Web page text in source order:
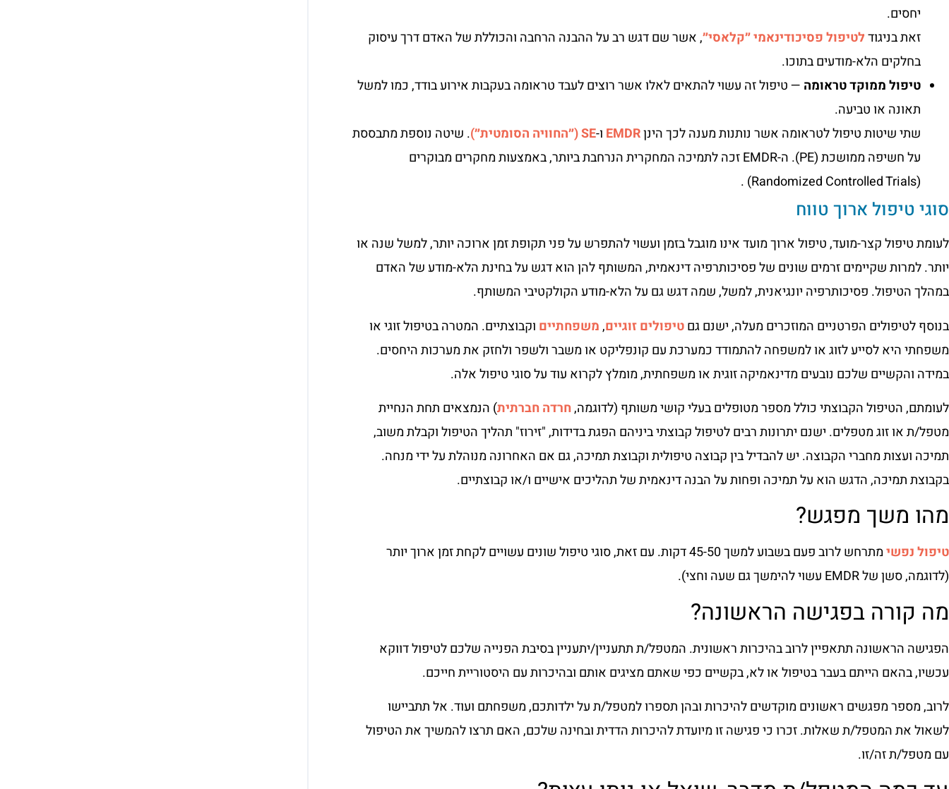
יחסים.
זאת בניגודלטיפול פסיכודינאמי ״קלאסי״, אשר שם דגש רב על ההבנה הרחבה והכוללת של האדם דרך עיסוק
בחלקים הלא-מודעים בתוכו.
טיפול ממוקד טראומה — טיפול זה עשוי להתאים לאלו אשר רוצים לעבד טראומה בעקבות אירוע בודד, כמו למשל
תאונה או טביעה.
שתי שיטות טיפול לטראומה אשר נותנות מענה לכך הינןEMDR ו-SE (״החוויה הסומטית״)
. שיטה נוספת מתבססת
על חשיפה ממושכת (PE). ה-EMDR זכה לתמיכה המחקרית הנרחבת ביותר, באמצעות מחקרים מבוקרים
(Randomized Controlled Trials) .
סוגי טיפול ארוך טווח
לעומת טיפול קצר-מועד, טיפול ארוך מועד אינו מוגבל בזמן ועשוי להתפרש על פני תקופת זמן ארוכה יותר, למשל שנה או
יותר. למרות שקיימים זרמים שונים של פסיכותרפיה דינאמית, המשותף להן הוא דגש על בחינת הלא-מודע של האדם
במהלך הטיפול. פסיכותרפיה יונגיאנית, למשל, שמה דגש גם על הלא-מודע הקולקטיבי המשותף.
בנוסף לטיפולים הפרטניים המוזכרים מעלה, ישנם גםטיפולים זוגיים,משפחתיים וקבוצתיים. המטרה בטיפול זוגי או
משפחתי היא לסייע לזוג או למשפחה להתמודד כמערכת עם קונפליקט או משבר ולשפר ולחזק את מערכות היחסים.
במידה והקשיים שלכם נובעים מדינאמיקה זוגית או משפחתית, מומלץ לקרוא עוד על סוגי טיפול אלה.
לעומתם, הטיפול הקבוצתי כולל מספר מטופלים בעלי קושי משותף (לדוגמה,חרדה חברתית) הנמצאים תחת הנחיית
מטפל/ת או זוג מטפלים. ישנם יתרונות רבים לטיפול קבוצתי ביניהם הפגת בדידות, "זירוז" תהליך הטיפול וקבלת משוב,
תמיכה ועצות מחברי הקבוצה. יש להבדיל בין קבוצה טיפולית וקבוצת תמיכה, גם אם האחרונה מנוהלת על ידי מנחה.
בקבוצת תמיכה, הדגש הוא על תמיכה ופחות על הבנה דינאמית של תהליכים אישיים ו/או קבוצתיים.
מהו משך מפגש?
טיפול נפשי
מתרחש לרוב פעם בשבוע למשך 45-50 דקות. עם זאת, סוגי טיפול שונים עשויים לקחת זמן ארוך יותר
(לדוגמה, סשן של EMDR עשוי להימשך גם שעה וחצי).
מה קורה בפגישה הראשונה?
הפגישה הראשונה תתאפיין לרוב בהיכרות ראשונית. המטפל/ת תתעניין/יתעניין בסיבת הפנייה שלכם לטיפול דווקא
עכשיו, בהאם הייתם בעבר בטיפול או לא, בקשיים כפי שאתם מציגים אותם ובהיכרות עם היסטוריית חייכם.
לרוב, מספר מפגשים ראשונים מוקדשים להיכרות ובהן תספרו למטפל/ת על ילדותכם, משפחתם ועוד. אל תתביישו
לשאול את המטפל/ת שאלות. זכרו כי פגישה זו מיועדת להיכרות הדדית ובחינה שלכם, האם תרצו להמשיך את הטיפול
עם מטפל/ת זה/זו.